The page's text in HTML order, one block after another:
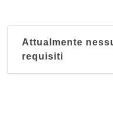
Attualmente
requisiti